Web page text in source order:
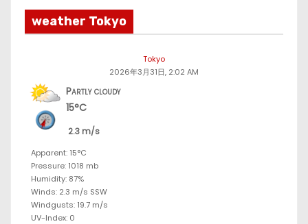
weather Tokyo
Tokyo
2026年3月31日, 2:02 AM
Partly cloudy
15°C
2.3 m/s
Apparent: 15°C
Pressure: 1018 mb
Humidity: 87%
Winds: 2.3 m/s SSW
Windgusts: 19.7 m/s
UV-Index: 0